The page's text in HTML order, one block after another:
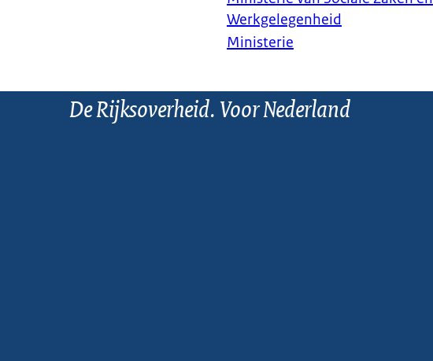
Werkgelegenheid
Ministerie
De Rijksoverheid. Voor Nederland